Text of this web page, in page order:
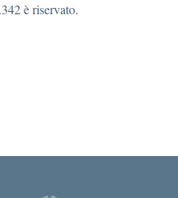
è riservato.